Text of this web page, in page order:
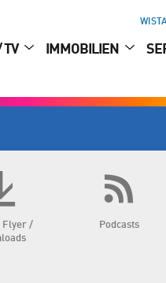
TV IMMOBILIEN
Flyer /
Podcasts